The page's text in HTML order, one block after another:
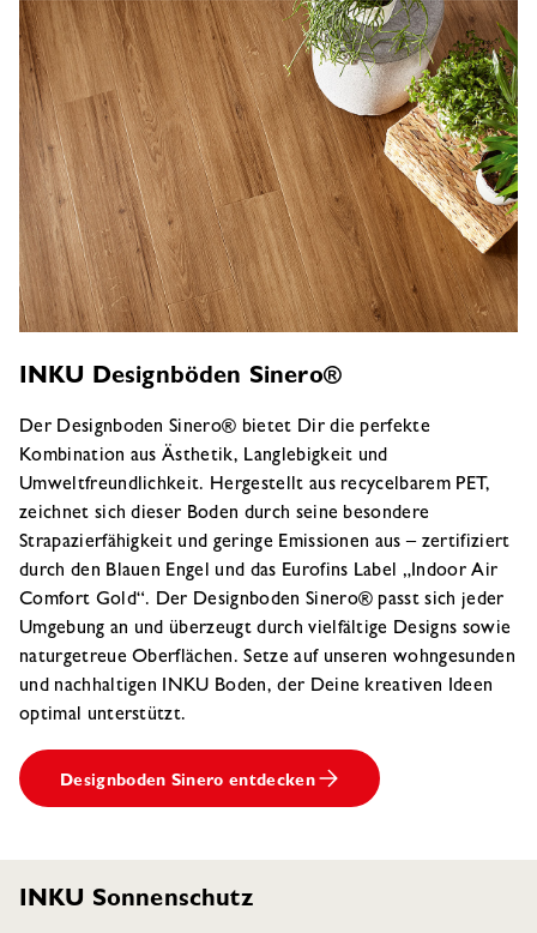
INKU Designböden Sinero®
Der Designboden Sinero® bietet Dir die perfekte
Kombination aus Ästhetik, Langlebigkeit und
Umweltfreundlichkeit. Hergestellt aus recycelbarem PET,
zeichnet sich dieser Boden durch seine besondere
Strapazierfähigkeit und geringe Emissionen aus – zertifiziert
durch den Blauen Engel und das Eurofins Label „Indoor Air
Comfort Gold“. Der Designboden Sinero® passt sich jeder
Umgebung an und überzeugt durch vielfältige Designs sowie
naturgetreue Oberflächen. Setze auf unseren wohngesunden
und nachhaltigen INKU Boden, der Deine kreativen Ideen
optimal unterstützt.
Designboden Sinero entdecken
INKU Sonnenschutz